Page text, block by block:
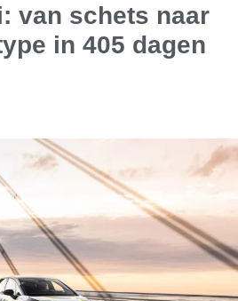
van schets naar
in 405 dagen